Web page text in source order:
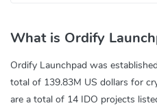
What is Ordify
Ordify Launchpad was
total of 139.83M US dollars for
are a total of 14 IDO projects